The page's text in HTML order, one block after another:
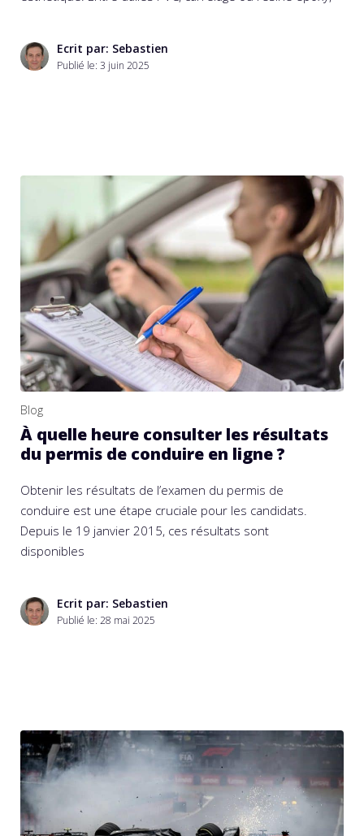
Ecrit par: Sebastien
Publié le: 3 juin 2025
Blog
À quelle heure consulter les résultats
du permis de conduire en ligne ?
Obtenir les résultats de l’examen du permis de
conduire est une étape cruciale pour les candidats.
Depuis le 19 janvier 2015, ces résultats sont
disponibles
Ecrit par: Sebastien
Publié le: 28 mai 2025